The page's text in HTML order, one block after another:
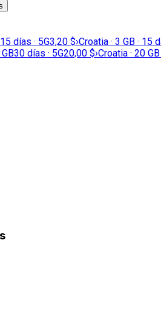
15 días · 5G3,20 $›Croatia · 3 GB · 15
30 días · 5G20,00 $›Croatia · 20